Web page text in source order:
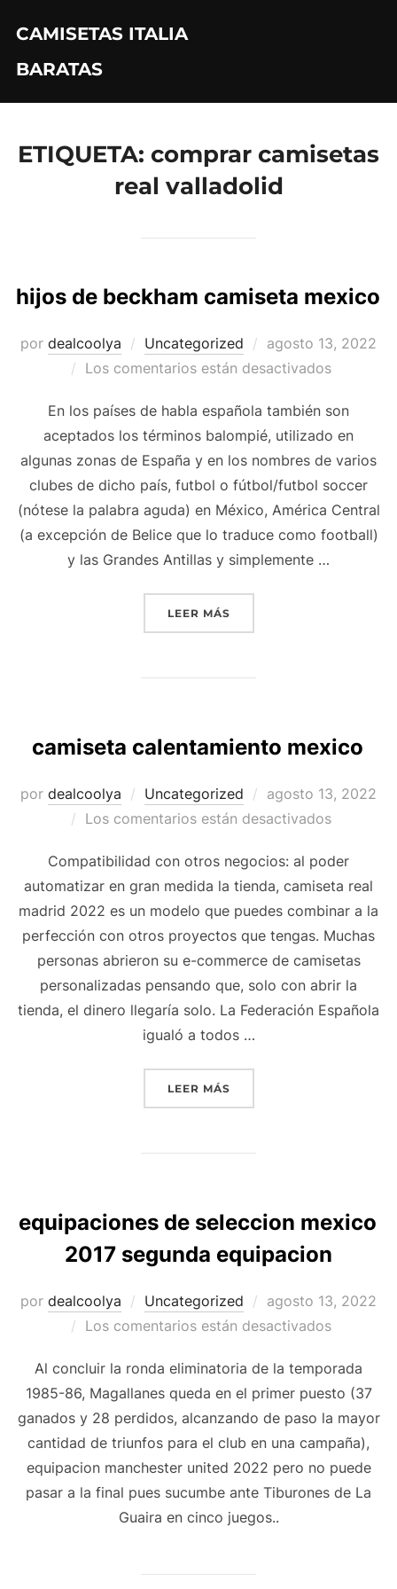
contenido
CAMISETAS ITALIA
BARATAS
ETIQUETA: comprar camisetas
real valladolid
hijos de beckham camiseta mexico
por dealcoolya Uncategorized
Publicado
el
agosto 13, 2022
Los comentarios están desactivados
En los países de habla española también son
aceptados los términos balompié, utilizado en
algunas zonas de España y en los nombres de varios
clubes de dicho país, futbol o fútbol/futbol soccer
(nótese la palabra aguda) en México, América Central
(a excepción de Belice que lo traduce como football)
y las Grandes Antillas y simplemente …
LEER MÁS«HIJOS DE BECKHAM
camiseta calentamiento mexico
por dealcoolya Uncategorized
Publicado
el
agosto 13, 2022
Los comentarios están desactivados
Compatibilidad con otros negocios: al poder
automatizar en gran medida la tienda, camiseta real
madrid 2022 es un modelo que puedes combinar a la
perfección con otros proyectos que tengas. Muchas
personas abrieron su e-commerce de camisetas
personalizadas pensando que, solo con abrir la
tienda, el dinero llegaría solo. La Federación Española
igualó a todos …
LEER MÁS«CAMISETA
equipaciones de seleccion mexico
2017 segunda equipacion
por dealcoolya Uncategorized
Publicado
el
agosto 13, 2022
Los comentarios están desactivados
Al concluir la ronda eliminatoria de la temporada
1985-86, Magallanes queda en el primer puesto (37
ganados y 28 perdidos, alcanzando de paso la mayor
cantidad de triunfos para el club en una campaña),
equipacion manchester united 2022 pero no puede
pasar a la final pues sucumbe ante Tiburones de La
Guaira en cinco juegos..